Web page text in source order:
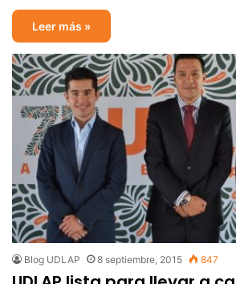
Leer más »
Blog UDLAP 8 septiembre, 2015 847